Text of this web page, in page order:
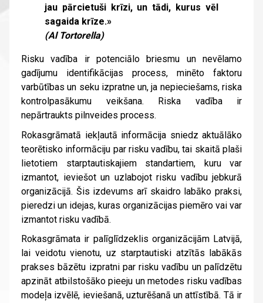
jau pārcietuši krīzi, un tādi, kurus vēl
sagaida krīze.»
(Al Tortorella)
Risku vadība ir potenciālo briesmu un nevēlamo
gadījumu identifikācijas process, minēto faktoru
varbūtības un seku izpratne un, ja nepieciešams, riska
kontrolpasākumu veikšana. Riska vadība ir
nepārtraukts pilnveides process.
Rokasgrāmatā iekļautā informācija sniedz aktuālāko
teorētisko informāciju par risku vadību, tai skaitā plaši
lietotiem starptautiskajiem standartiem, kuru var
izmantot, ieviešot un uzlabojot risku vadību jebkurā
organizācijā. Šis izdevums arī skaidro labāko praksi,
pieredzi un idejas, kuras organizācijas piemēro vai var
izmantot risku vadībā.
Rokasgrāmata ir palīglīdzeklis organizācijām Latvijā,
lai veidotu vienotu, uz starptautiski atzītās labākās
prakses bāzētu izpratni par risku vadību un palīdzētu
apzināt atbilstošāko pieeju un metodes risku vadības
modeļa izvēlē, ieviešanā, uzturēšanā un attīstībā. Tā ir